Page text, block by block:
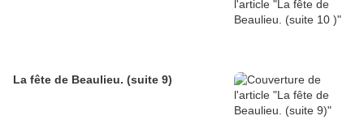
La fête de Beaulieu. (suite 9)